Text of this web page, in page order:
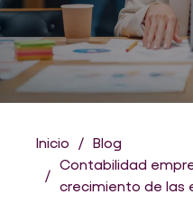
Inicio
Blog
Contabilidad
crecimiento de las